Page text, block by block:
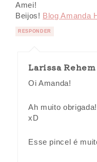
Amei!
Beijos! Blog Amanda
RESPONDER
Larissa Rehem
Oi Amanda!
Ah muito obrigada!
xD
Esse pincel é